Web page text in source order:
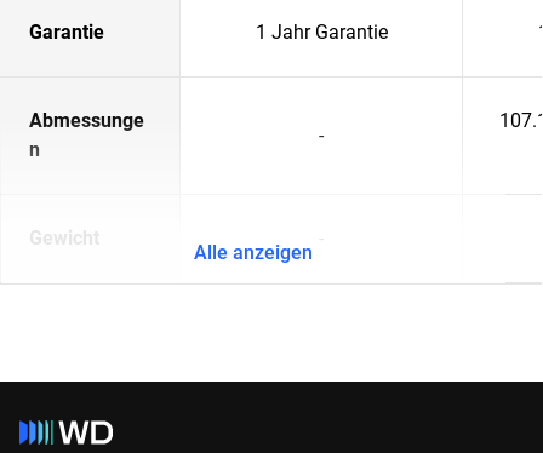
Garantie 1 Jahr Garantie
Abmessunge
n
-
Gewicht -
Alle anzeigen